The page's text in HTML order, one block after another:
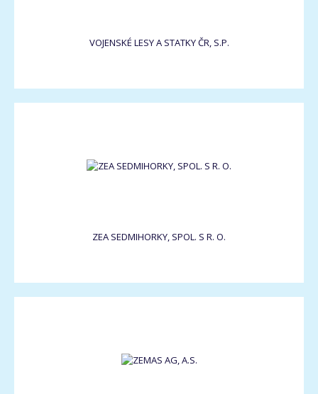
VOJENSKÉ LESY A STATKY ČR, S.P.
ZEA SEDMIHORKY, SPOL. S R. O.